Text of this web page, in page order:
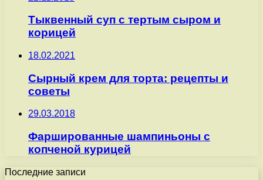
Тыквенный суп с тертым сыром и
корицей
18.02.2021
Сырный крем для торта: рецепты и
советы
29.03.2018
Фаршированные шампиньоны с
копченой курицей
Последние записи